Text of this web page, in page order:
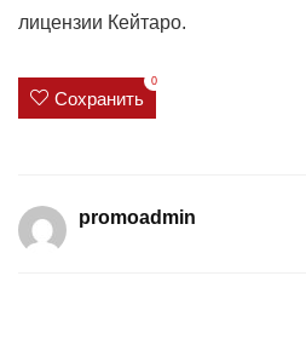
лицензии Кейтаро.
Сохранить
0
promoadmin